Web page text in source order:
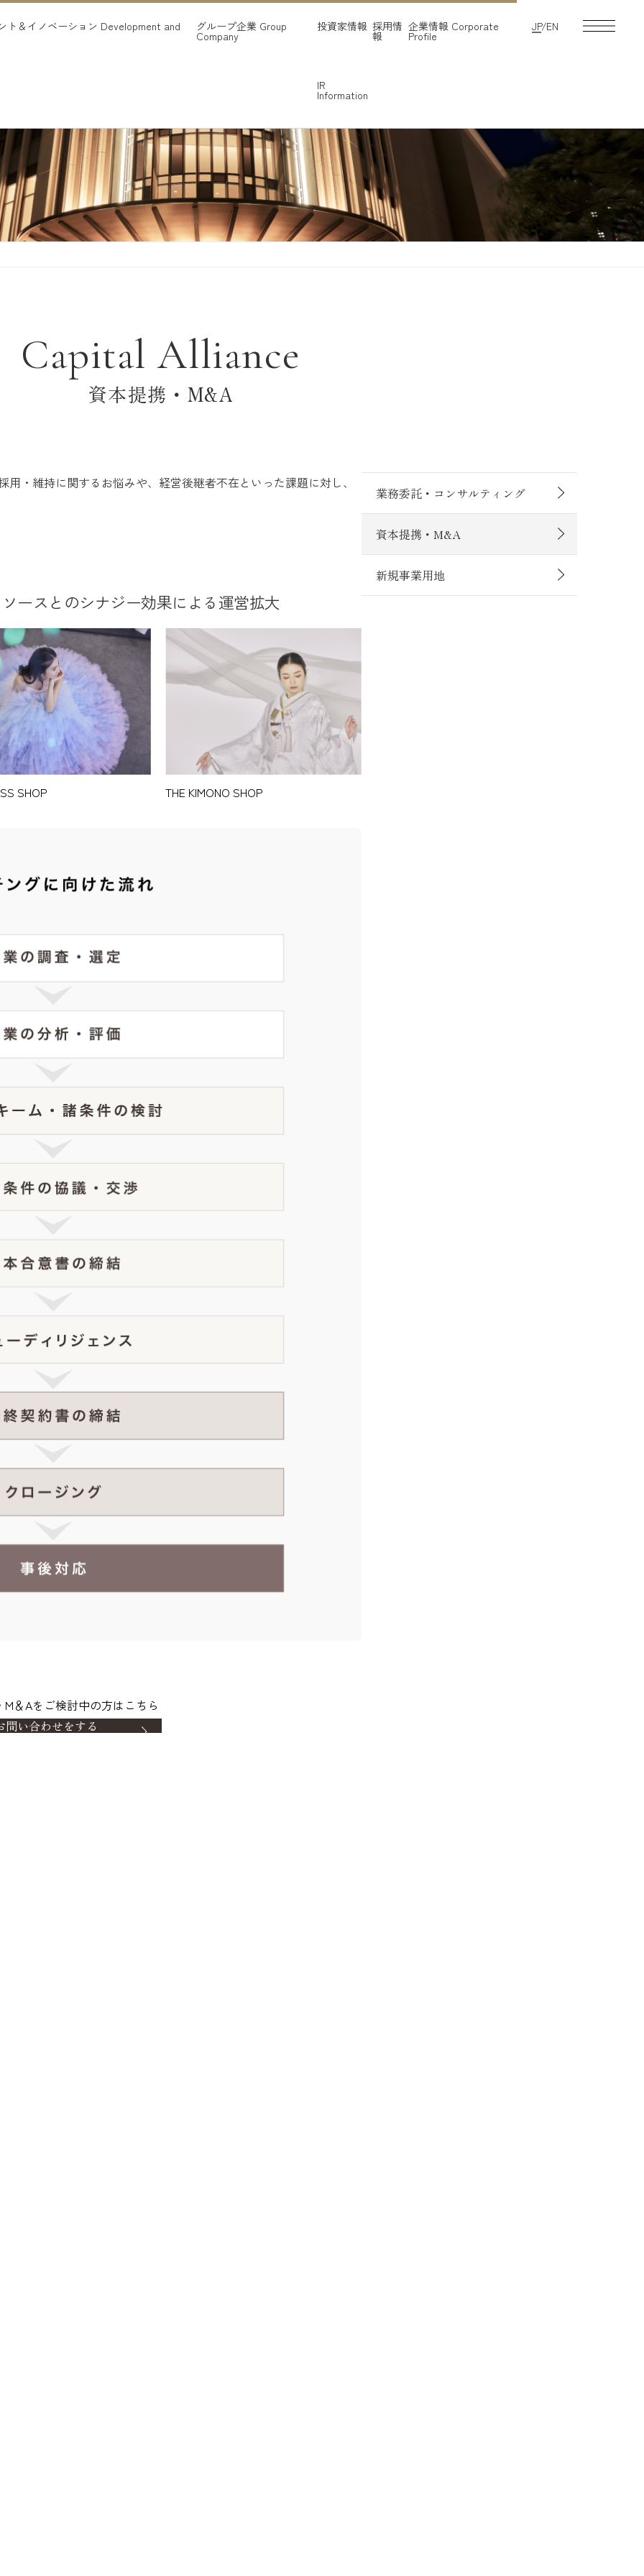
ト＆イノベーション Development and グループ企業 Group
Company
投資家情報
IR
Information
採用情
報
企業情報 Corporate
Profile
JP/EN
Capital Alliance
資本提携・M&A
・維持に関するお悩みや、経営後継者不在といった課題に対し、
ースとのシナジー効果による運営拡大
SHOP THE KIMONO SHOP
＆Aをご検討中の方はこちら
問い合わせをする
業務委託・コンサルティング
資本提携・M&A
新規事業用地